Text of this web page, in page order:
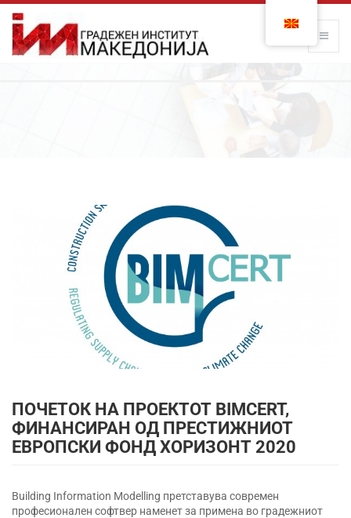
ПОЧЕТОК НА ПРОЕКТОТ BIMCERT,
ФИНАНСИРАН ОД ПРЕСТИЖНИОТ
ЕВРОПСКИ ФОНД ХОРИЗОНТ 2020
Building Information Modelling претставува современ
професионален софтвер наменет за примена во градежниот